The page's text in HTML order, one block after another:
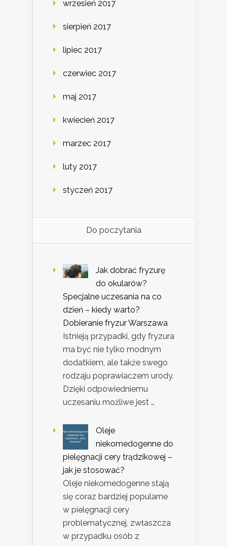
wrzesień 2017
sierpień 2017
lipiec 2017
czerwiec 2017
maj 2017
kwiecień 2017
marzec 2017
luty 2017
styczeń 2017
Do poczytania
Jak dobrać fryzurę
do okularów?
Specjalne uczesania na co
dzień – kiedy warto?
Dobieranie fryzur Warszawa
Istnieją przypadki, gdy fryzura
ma być nie tylko modnym
dodatkiem, ale także swego
rodzaju poprawiaczem urody.
Dzięki odpowiedniemu
uczesaniu możliwe jest …
Oleje
niekomedogenne do
pielęgnacji cery trądzikowej –
jak je stosować?
Oleje niekomedogenne stają
się coraz bardziej popularne
w pielęgnacji cery
problematycznej, zwłaszcza
w przypadku osób z